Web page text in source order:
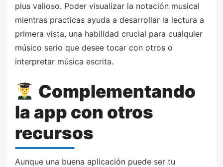
plus valioso. Poder visualizar la notación musical
mientras practicas ayuda a desarrollar la lectura a
primera vista, una habilidad crucial para cualquier
músico serio que desee tocar con otros o
interpretar música escrita.
Complementando
la app con otros
recursos
Aunque una buena aplicación puede ser tu